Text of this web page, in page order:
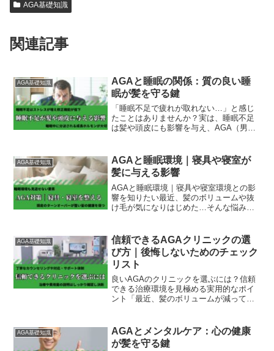
AGA基礎知識
関連記事
AGA基礎知識
AGAと睡眠の関係：質の良い睡
眠が髪を守る鍵
「睡眠不足で疲れが取れない…」と感じ
たことはありませんか？実は、睡眠不足
は髪や頭皮にも影響を与え、AGA（男性
泌される成長ホルモンが深く関係してい
ます。本記事では、睡眠...
AGA基礎知識
AGAと睡眠環境｜寝具や寝室が
髪に与える影響
AGAと睡眠環境｜寝具や寝室環境との影
響を知りたい最近、髪のボリュームや抜
け毛が気になりはじめた…そんな悩みを
レス、遺伝などが関係しているとよく言
われますが、実は「睡眠環...
AGA基礎知識
信頼できるAGAクリニックの選
び方｜後悔しないためのチェック
リスト
良いAGAのクリニックを選ぶには？信頼
できる治療環境を見極める実用的なポイ
ント「最近、髪のボリュームが減ってき
リニックを探し始めた方も多いのではな
いでしょうか。AGA（...
AGA基礎知識
AGAとメンタルケア：心の健康
が髪を守る鍵